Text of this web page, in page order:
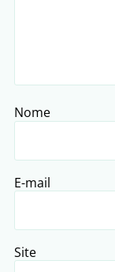
Nome
E-mail
Site